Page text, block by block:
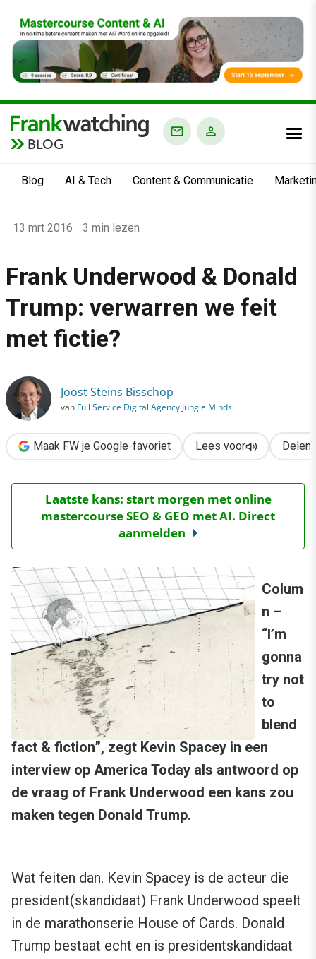
BLOG
Blog AI & Tech Content & Communicatie
›
Alle artikelen
Frank Underwood & Donald Trump: verwarren we feit met
13 mrt 2016 3 min lezen
Frank Underwood & Donald
Trump: verwarren we feit
met fictie?
Joost Steins Bisschop
van Full Service Digital Agency Jungle Minds
Maak FW je Google-favoriet Lees voor Delen
Laatste kans: start morgen met online
mastercourse SEO & GEO met AI. Direct
aanmelden
Colum
n –
“I’m
gonna
try not
to
blend
fact & fiction”, zegt Kevin Spacey in een
interview op America Today als antwoord op
de vraag of Frank Underwood een kans zou
maken tegen Donald Trump.
Wat feiten dan. Kevin Spacey is de acteur die
president(skandidaat) Frank Underwood speelt
in de marathonserie House of Cards. Donald
Trump bestaat echt en is presidentskandidaat